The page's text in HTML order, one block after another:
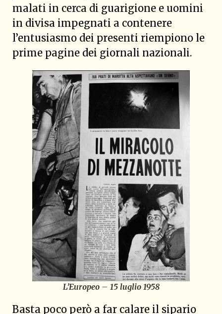
malati in cerca di guarigione e uomini
in divisa impegnati a contenere
l’entusiasmo dei presenti riempiono le
prime pagine dei giornali nazionali.
L’Europeo– 15 luglio 1958
Basta poco però a far calare il sipario